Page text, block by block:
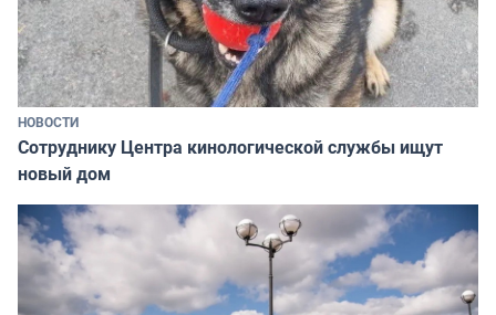
НОВОСТИ
Сотруднику Центра кинологической службы ищут
новый дом